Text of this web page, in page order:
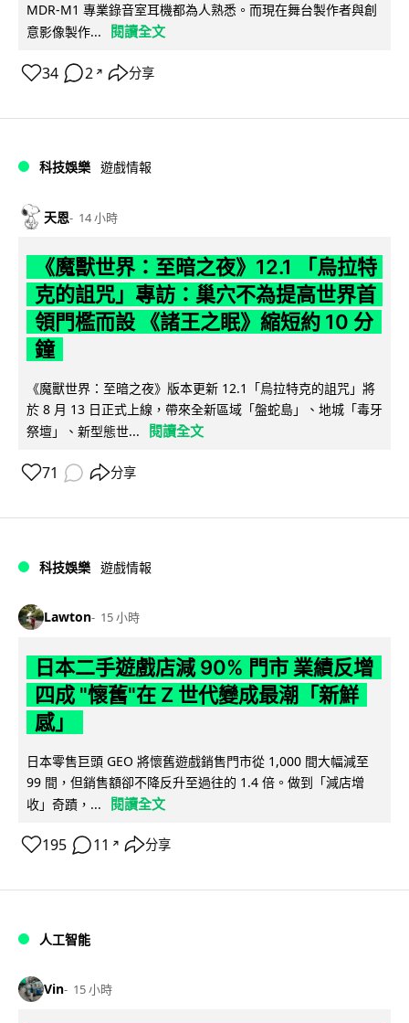
MDR-M1 專業錄音室耳機都為人熟悉。而現在舞台製作者與創
意影像製作...
閱讀全文
34 2 ↗ 分享
科技娛樂 遊戲情報
天恩 14 小時
《魔獸世界：至暗之夜》12.1 「烏拉特
克的詛咒」專訪：巢穴不為提高世界首
領門檻而設 《諸王之眠》縮短約 10 分
鐘
《魔獸世界：至暗之夜》版本更新 12.1「烏拉特克的詛咒」將
於 8 月 13 日正式上線，帶來全新區域「盤蛇島」、地城「毒牙
祭壇」、新型態世...
閱讀全文
71 分享
科技娛樂 遊戲情報
Lawton 15 小時
日本二手遊戲店減 90% 門市 業績反增
四成 "懷舊"在 Z 世代變成最潮「新鮮
感」
日本零售巨頭 GEO 將懷舊遊戲銷售門市從 1,000 間大幅減至
99 間，但銷售額卻不降反升至過往的 1.4 倍。做到「減店增
收」奇蹟，...
閱讀全文
195 11 ↗ 分享
人工智能
Vin 15 小時